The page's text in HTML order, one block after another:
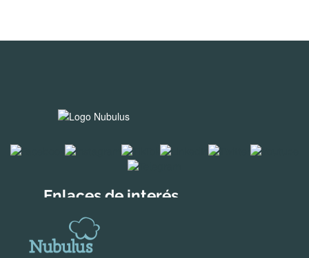
Enlaces de interés
Soluciones para empresas
Soluciones creadas por nosotros